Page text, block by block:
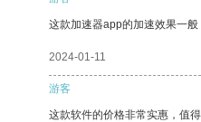
这款加速器app的加速效果一般
2024-01-11
游客
这款软件的价格非常实惠，值得